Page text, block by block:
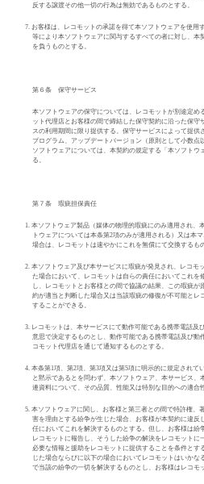
反する譲渡その他一切の行為は無効であるものとする。
7. お客様は、レコモットの承諾を得て本ソフトウェアを使用
等により本ソフトウェアに関与するすべての者に対し、本
を負うものとする。
第６条 保守サービス
本ソフトウェアの保守については、レコモットが別途定め
ット代理店とお客様の間で締結した保守契約に沿った保
スの利用期間に限り提供する。保守サービスによって提
プログラム、アップデートバージョン（原則として小数点
ソフトウェアについては、本契約の規定する「本ソフト
る。
第７条 瑕疵担保責任
1. 本ソフトウェア製品（媒体の物理的瑕疵にのみ適用され、
トウェアについては本条第2項のみが適用される）又は本
場合は、レコモットは速やかにこれを無償にて交換するも
2. 本ソフトウェア及び本サービスに瑕疵が発見され、レコモ
た場合において、レコモットは自らの責任においてこれを
し、レコモットとお客様との間で協議の結果、この瑕疵
約が適当と判断した場合又は当該瑕疵の修復が不可能とレ
することができる。
3. レコモットは、本サービスにて動作可能である携帯電話及
意思で決定するものとし、動作可能である携帯電話及び動
コモット代理店を通じて通知するものとする。
4. 本条第1項、第2項、第3項又は第5項に明示的に規定されて
と黙示であるとを問わず、本ソフトウェア、本サービス、
連資料について、その品質、性能又は特別な目的への適合
5. 本ソフトウェアに関し、お客様と第三者との間で特許権、
害を理由とする紛争が生じた場合、お客様が本契約に違反
任においてこれを解決するものとする。但し、お客様は紛
レコモットに報告し、そうした紛争の解決をレコモットに
必要な情報と援助をレコモットに提供することを条件とす
じた場合ならびに以下の場合においてレコモットはいか
で当該の紛争の一切を解決するものとし、お客様はレコモ